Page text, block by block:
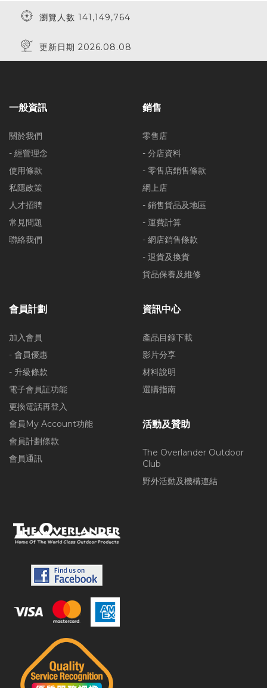
瀏覽人數 141,149,764
更新日期 2026.08.08
一般資訊
關於我們
- 經營理念
使用條款
私隱政策
人才招聘
常見問題
聯絡我們
銷售
零售店
- 分店資料
- 零售店銷售條款
網上店
- 銷售貨品及地區
- 運費計算
- 網店銷售條款
- 退貨及換貨
貨品保養及維修
會員計劃
加入會員
- 會員優惠
- 升級條款
電子會員証功能
更換電話再登入
會員My Account功能
會員計劃條款
會員通訊
資訊中心
產品目錄下載
影片分享
材料說明
選購指南
活動及贊助
The Overlander Outdoor
Club
野外活動及機構連結